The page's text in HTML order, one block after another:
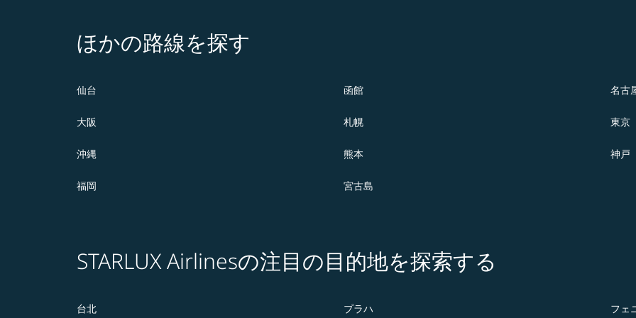
ほかの路線を探す
仙台 函館 名古
大阪 札幌 東京
沖縄 熊本 神戸
福岡 宮古島
STARLUX Airlinesの注目の目的地を探索する
台北 プラハ フェ